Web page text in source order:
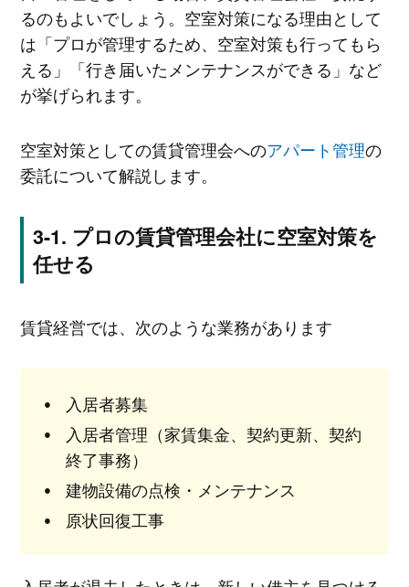
るのもよいでしょう。空室対策になる理由として
は「プロが管理するため、空室対策も行ってもら
える」「行き届いたメンテナンスができる」など
が挙げられます。
空室対策としての賃貸管理会へのアパート管理の
委託について解説します。
プロの賃貸管理会社に空室対策を
任せる
賃貸経営では、次のような業務があります
入居者募集
入居者管理（家賃集金、契約更新、契約
終了事務）
建物設備の点検・メンテナンス
原状回復工事